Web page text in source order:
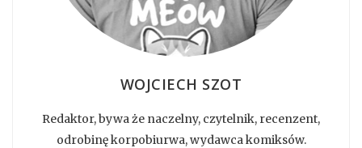
WOJCIECH SZOT
Redaktor, bywa że naczelny, czytelnik, recenzent,
odrobinę korpobiurwa, wydawca komiksów.